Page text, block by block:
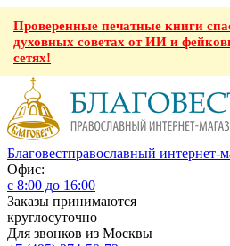
Проверенные печатные книги
духовных советах от ИИ и
сетях!
Благовестправославный интернет-
Офис:
с 8:00 до 16:00
Заказы принимаются
круглосуточно
Для звонков из Москвы